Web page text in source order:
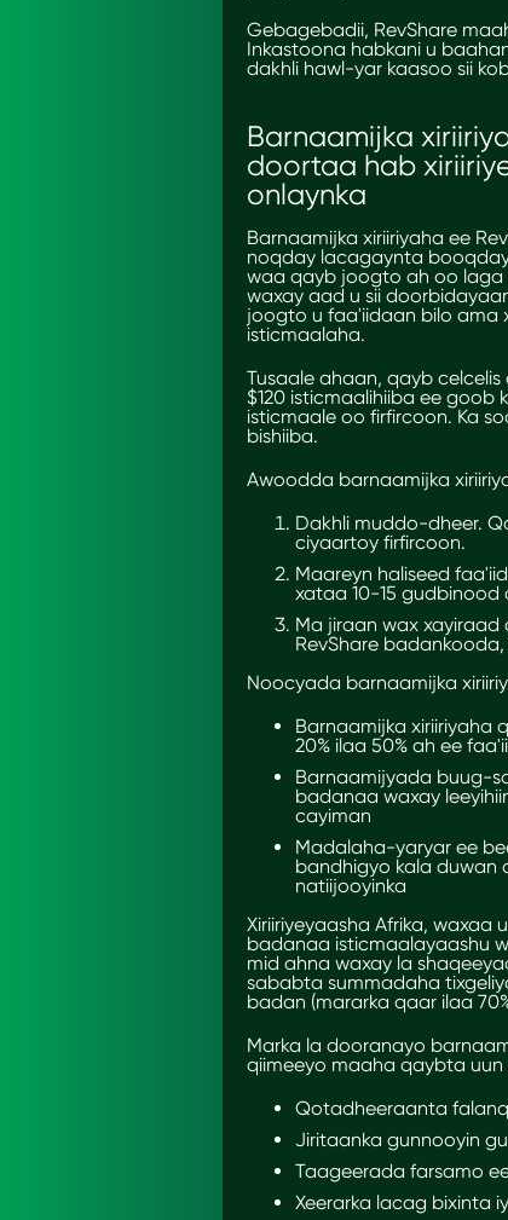
Gebagebadii, RevShare
Inkastoona habkani u
dakhli hawl-yar kaasoo sii
Barnaamijka
doortaa hab
onlaynka
Barnaamijka xiriiriyaha ee
noqday lacagaynta
waa qayb joogto ah oo laga
waxay aad u sii
joogto u faa'iidaan bilo ama
isticmaalaha.
Tusaale ahaan, qayb
$120 isticmaalihiiba ee goob
isticmaale oo firfircoon. Ka
bishiiba.
Awoodda barnaamijka
Dakhli muddo-dheer.
ciyaartoy firfircoon.
Maareyn haliseed
xataa 10-15 gudbinood
Ma jiraan wax
RevShare badankooda,
Noocyada barnaamijka
Barnaamijka xiriiriyaha
20% ilaa 50% ah ee
Barnaamijyada buug-
badanaa waxay
cayiman
Madalaha-yaryar ee
bandhigyo kala duwan
natiijooyinka
Xiriiriyeyaasha Afrika,
badanaa isticmaalayaashu
mid ahna waxay la
sababta summadaha
badan (mararka qaar ilaa
Marka la dooranayo
qiimeeyo maaha qaybta uun
Qotadheeraanta
Jiritaanka gunnooyin
Taageerada farsamo
Xeerarka lacag bixinta